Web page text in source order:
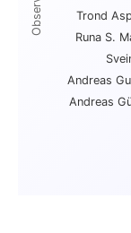
Trond
Runa S.
Andreas
Andreas
End of